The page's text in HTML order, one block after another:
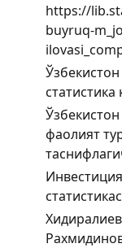
https://
buyruq-
статистика
фаолият